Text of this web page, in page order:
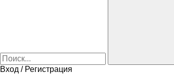
Вход / Регистрация